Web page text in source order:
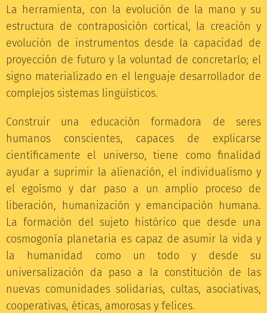
La herramienta, con la evolución de la mano y su
estructura de contraposición cortical, la creación y
evolución de instrumentos desde la capacidad de
proyección de futuro y la voluntad de concretarlo; el
signo materializado en el lenguaje desarrollador de
complejos sistemas lingüísticos.
Construir una educación formadora de seres
humanos conscientes, capaces de explicarse
científicamente el universo, tiene como finalidad
ayudar a suprimir la alienación, el individualismo y
el egoísmo y dar paso a un amplio proceso de
liberación, humanización y emancipación humana.
La formación del sujeto histórico que desde una
cosmogonía planetaria es capaz de asumir la vida y
la humanidad como un todo y desde su
universalización da paso a la constitución de las
nuevas comunidades solidarias, cultas, asociativas,
cooperativas, éticas, amorosas y felices.